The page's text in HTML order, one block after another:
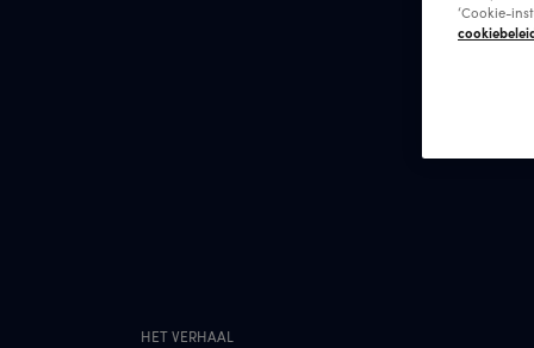
HET VERHAAL
‘Cookie-